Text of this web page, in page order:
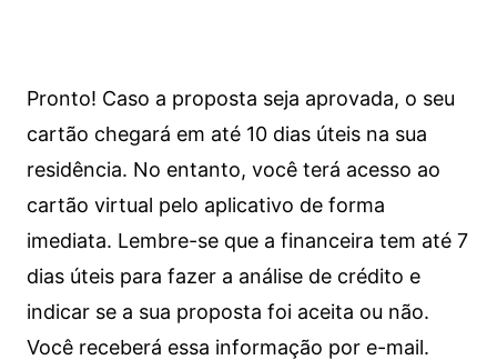
Pronto! Caso a proposta seja aprovada, o seu
cartão chegará em até 10 dias úteis na sua
residência. No entanto, você terá acesso ao
cartão virtual pelo aplicativo de forma
imediata. Lembre-se que a financeira tem até 7
dias úteis para fazer a análise de crédito e
indicar se a sua proposta foi aceita ou não.
Você receberá essa informação por e-mail.